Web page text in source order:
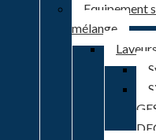
Equipement
mélange